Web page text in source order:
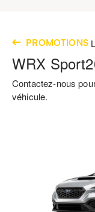
PROMOTIONS
WRX Sport
Contactez-nous
véhicule.